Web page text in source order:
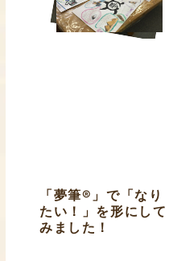
「夢筆®」で「なり
たい！」を形にして
みました！